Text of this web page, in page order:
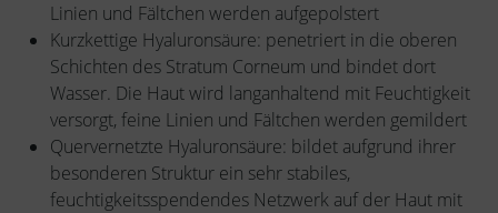
Linien und Fältchen werden aufgepolstert
Kurzkettige Hyaluronsäure: penetriert in die oberen
Schichten des Stratum Corneum und bindet dort
Wasser. Die Haut wird langanhaltend mit Feuchtigkeit
versorgt, feine Linien und Fältchen werden gemildert
Quervernetzte Hyaluronsäure: bildet aufgrund ihrer
besonderen Struktur ein sehr stabiles,
feuchtigkeitsspendendes Netzwerk auf der Haut mit